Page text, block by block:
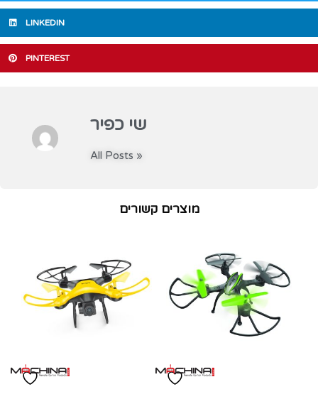
LINKEDIN
PINTEREST
שי כפיר
All Posts »
מוצרים קשורים